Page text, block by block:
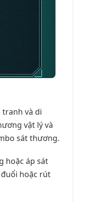
và di
vật lý và
sát thương.
hoặc áp sát
hoặc rút